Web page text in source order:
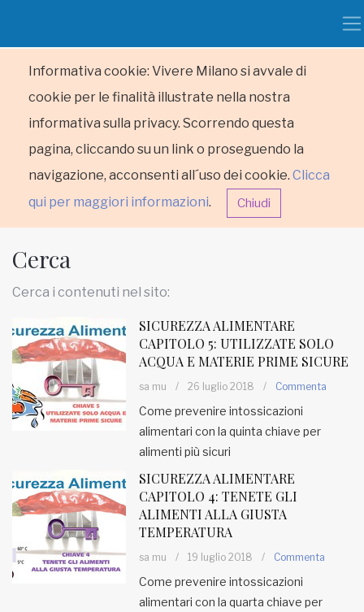
Informativa cookie: Vivere Milano si avvale di
cookie per le finalità illustrate nella nostra
informativa sulla privacy. Scorrendo questa
pagina, cliccando su un link o proseguendo la
navigazione, acconsenti all´uso dei cookie. Clicca
qui per maggiori informazioni. Chiudi
HOME
RUBRICHE
MUNICIPI
Inviateci le vostre segnalazioni
Iscriviti alla newsletter
www.viveremilano.info
Fondato e diretto da Enzo De
EDB edizioni - Via Brivio angolo C.
Cerca
Cerca i contenuti nel sito:
SICUREZZA ALIMENTARE
CAPITOLO 5: UTILIZZATE SOLO
ACQUA E MATERIE PRIME SICURE
sa mu / 26 luglio 2018 / Commenta
Come prevenire intossicazioni
alimentari con la quinta chiave per
alimenti più sicuri
SICUREZZA ALIMENTARE
CAPITOLO 4: TENETE GLI
ALIMENTI ALLA GIUSTA
TEMPERATURA
sa mu / 19 luglio 2018 / Commenta
Come prevenire intossicazioni
alimentari con la quarta chiave per